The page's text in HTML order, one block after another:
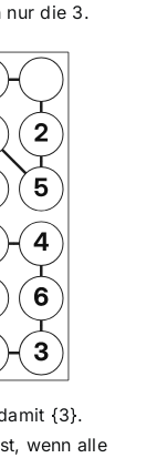
nur die 3.
{3}.
wenn alle